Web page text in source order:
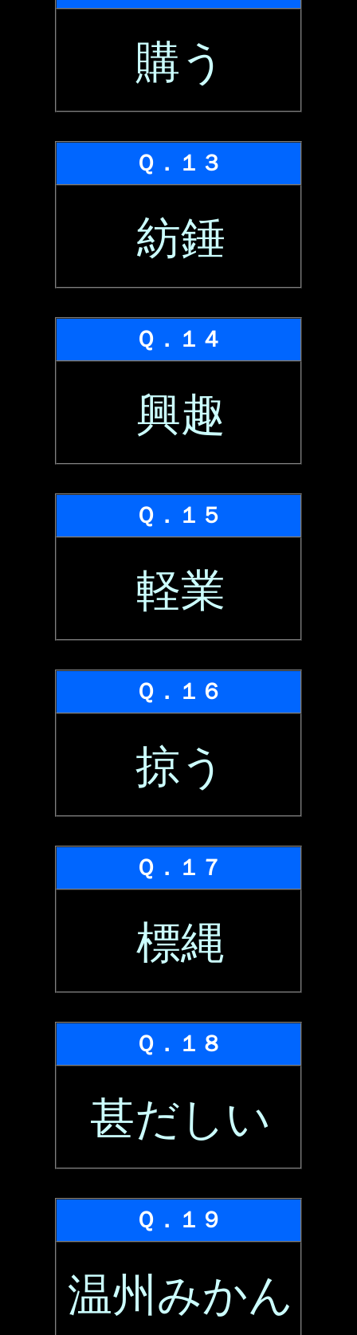
購う
Ｑ．１３
紡錘
Ｑ．１４
興趣
Ｑ．１５
軽業
Ｑ．１６
掠う
Ｑ．１７
標縄
Ｑ．１８
甚だしい
Ｑ．１９
温州みかん